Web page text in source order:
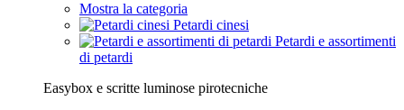
Mostra la categoria
Petardi cinesi
Petardi e assortimenti
di petardi
Easybox e scritte luminose pirotecniche